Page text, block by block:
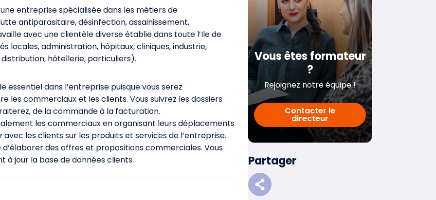
une entreprise spécialisée dans les métiers de
antiparasitaire, désinfection, assainissement,
avec une clientèle diverse établie dans toute l’Ile de
locales, administration, hôpitaux, cliniques, industrie,
hôtellerie, particuliers).
essentiel dans l’entreprise puisque vous serez
les commerciaux et les clients. Vous suivrez les dossiers
de la commande à la facturation.
les commerciaux en organisant leurs déplacements
les clients sur les produits et services de l’entreprise.
d’élaborer des offres et propositions commerciales. Vous
à jour la base de données clients.
Vous êtes formateur
?
Rejoignez notre équipe !
Contacter le
directeur
Partager